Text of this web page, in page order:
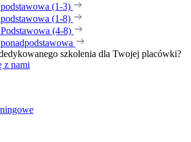
podstawowa (1-3)
podstawowa (1-8)
Podstawowa (4-8)
ponadpodstawowa
szkolenia dla Twojej placówki?
z nami